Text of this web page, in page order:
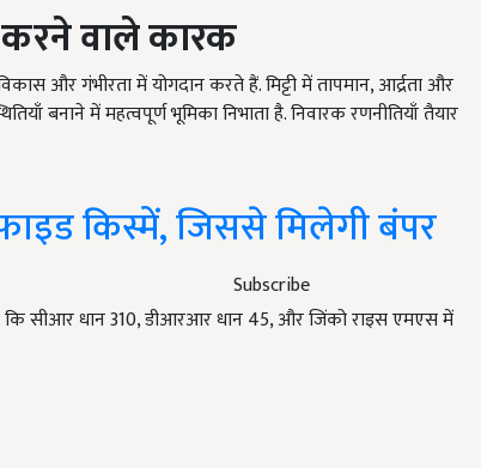
Subscribe
करने वाले कारक
और गंभीरता में योगदान करते हैं. मिट्टी में तापमान, आर्द्रता और
बनाने में महत्वपूर्ण भूमिका निभाता है. निवारक रणनीतियाँ तैयार
किस्में, जिससे मिलेगी बंपर
सीआर धान 310, डीआरआर धान 45, और जिंको राइस एमएस में